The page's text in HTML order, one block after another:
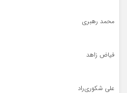
محمد رهبری
فیاض زاهد
علی شکوری‌راد